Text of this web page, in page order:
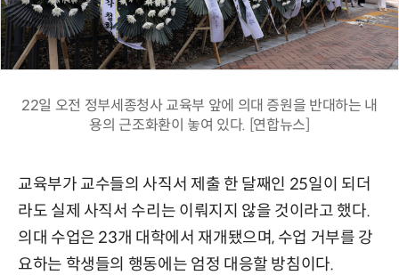
22일 오전 정부세종청사 교육부 앞에 의대 증원을 반대하는 내
용의 근조화환이 놓여 있다. [연합뉴스]
교육부가 교수들의 사직서 제출 한 달째인 25일이 되더
라도 실제 사직서 수리는 이뤄지지 않을 것이라고 했다.
의대 수업은 23개 대학에서 재개됐으며, 수업 거부를 강
요하는 학생들의 행동에는 엄정 대응할 방침이다.